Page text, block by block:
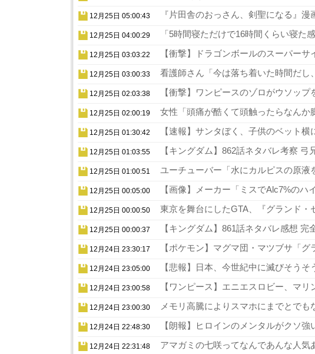
12月25日 05:00:43 『片田舎のおっさん、剣聖になる』
12月25日 04:00:29 「5時間寝ただけで16時間くらい寝た
12月25日 03:03:22 【衝撃】ドラゴンボールのスーパー
12月25日 03:00:33 看護師さん「今は落ち着いた時間だ
12月25日 02:03:38 【衝撃】ワンピースのゾロがウソッ
12月25日 02:00:19 女性「頭痛が酷くて頭触ったらなんか
12月25日 01:30:42 【速報】サンタぼく、子供のベット
12月25日 01:03:55 【キングダム】862話ネタバレ考察
12月25日 01:00:51 ユーチューバー「水にカルピスの原
12月25日 00:05:00 【画像】メーカー「ミスでAlc7%の
12月25日 00:00:50 東京を舞台にしたGTA、『グランド・
12月25日 00:00:37 【キングダム】861話ネタバレ感想
12月24日 23:30:17 【ポケモン】マグマ団・マツブサ「
12月24日 23:05:00 【悲報】日本、今世紀中に滅びそう
12月24日 23:00:58 【ワンピース】エニエスロビー、マ
12月24日 23:00:30 メモリ高騰によりスマホにまでとで
12月24日 22:48:30 【朗報】ヒロインのメンタルがクソ強
12月24日 22:31:48 アマガミの七咲ってなんであんな人気